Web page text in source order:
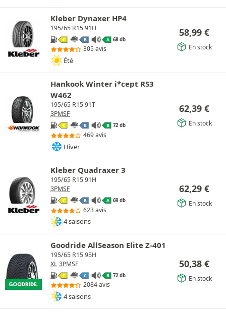
Kleber Dynaxer HP4
195/65 R15 91H
C B A 68 db
305 avis
Été
58,99 €
En stock
Hankook Winter i*cept RS3
W462
195/65 R15 91T
3PMSF
C B B 72 db
469 avis
Hiver
62,39 €
En stock
Kleber Quadraxer 3
195/65 R15 91H
3PMSF
C B A 69 db
623 avis
4 saisons
62,29 €
En stock
Goodride AllSeason Elite Z-401
195/65 R15 95H
XL 3PMSF
C C B 72 db
2084 avis
4 saisons
50,38 €
En stock